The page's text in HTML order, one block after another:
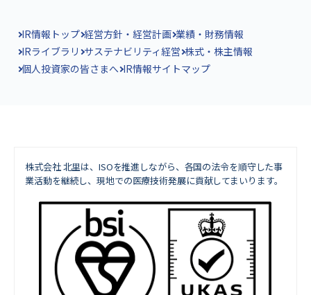
IR情報トップ 経営方針・経営計画 業績・財務情報
IRライブラリ サステナビリティ経営 株式・株主情報
個人投資家の皆さまへ IR情報サイトマップ
株式会社 北里は、ISOを推進しながら、 各国の法令を順守した事
業活動を継続し、現地での医療技術発展に貢献してまいります。